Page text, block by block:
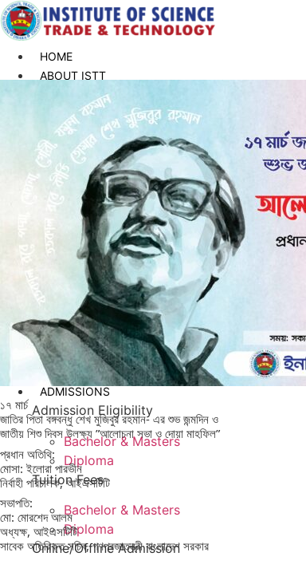
HOME
ABOUT ISTT
Introduction
Message From Executive Director
Message From Founder
Message from Principal
Campus Location
Approval & Affiliation
Mission & Vision
Alumni
ACADEMIC
Department
Bachelors Program
Masters Program
Diploma Program
ADMISSIONS
Admission Eligibility
Bachelor & Masters
Diploma
Tuition Fees
Bachelor & Masters
Diploma
Online/Offline Admission
১৭ মার্চ
জাতির পিতা বঙ্গবন্ধু শেখ মুজিবুর রহমান- এর শুভ জন্মদিন ও
জাতীয় শিশু দিবস উলক্ষ্য ”আলোচনা সভা ও দোয়া মাহফিল”
প্রধান অতিথি:
মোসা: ইলোরা পারভীন
নির্বাহী পরিচালক, আইএসটিটি
সভাপতি:
মো: মোরশেদ আলম
অধ্যক্ষ, আইএসটিটি
সাবেক অতিরিক্ত সচিব, গণপ্রজাতন্ত্রী বাংলাদেশ সরকার